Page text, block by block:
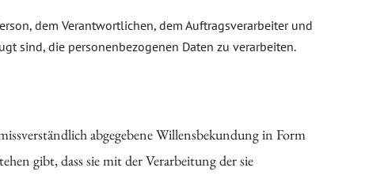
dem Verantwortlichen, dem Auftragsverarbeiter und
sind, die personenbezogenen Daten zu verarbeiten.
abgegebene Willensbekundung in Form
gibt, dass sie mit der Verarbeitung der sie